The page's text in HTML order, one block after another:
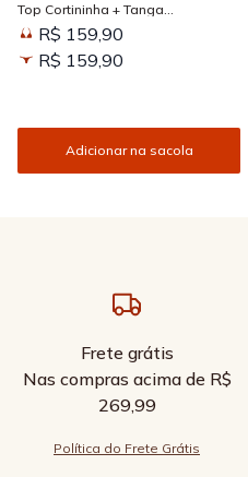
Top Cortininha + Tanga
Amarradinha Estampada Sun
KissedR$ 159,90
R$ 159,90
Adicionar na sacola
Frete grátis
Nas compras acima de R$
269,99
Política do Frete Grátis